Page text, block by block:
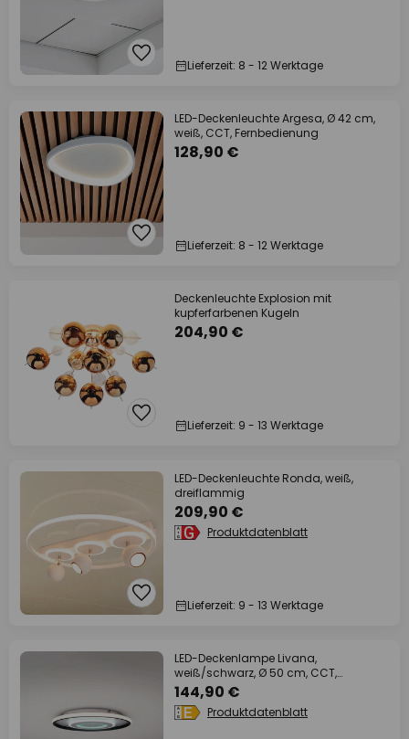
Lieferzeit: 8 - 12 Werktage
LED-Deckenleuchte Argesa, Ø 42 cm,
weiß, CCT, Fernbedienung
128,90 €
Lieferzeit: 8 - 12 Werktage
Deckenleuchte Explosion mit
kupferfarbenen Kugeln
204,90 €
Lieferzeit: 9 - 13 Werktage
LED-Deckenleuchte Ronda, weiß,
dreiflammig
209,90 €
Produktdatenblatt
Lieferzeit: 9 - 13 Werktage
LED-Deckenlampe Livana,
weiß/schwarz, Ø 50 cm, CCT,
dimmbar
144,90 €
Produktdatenblatt